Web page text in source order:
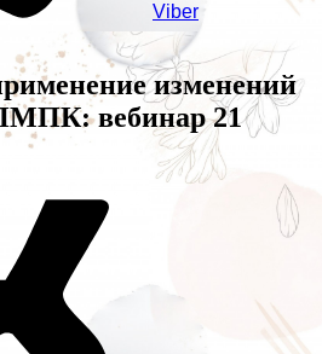
Viber
изменений
вебинар 21